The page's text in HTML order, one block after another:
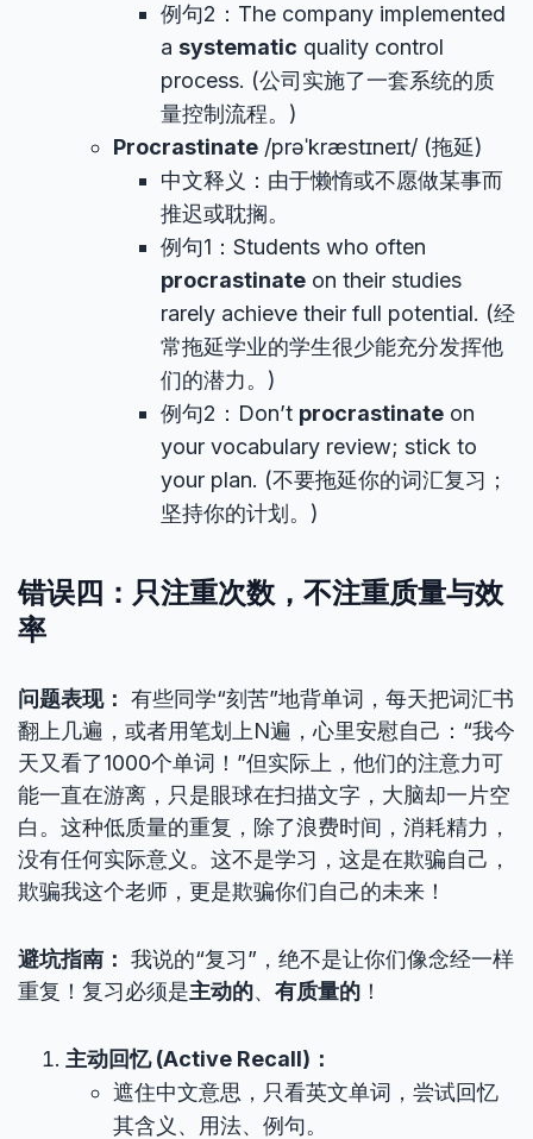
例句2：The company implemented
a systematic quality control
process. (公司实施了一套系统的质
量控制流程。)
Procrastinate /prəˈkræstɪneɪt/ (拖延)
中文释义：由于懒惰或不愿做某事而
推迟或耽搁。
例句1：Students who often
procrastinate on their studies
rarely achieve their full potential. (经
常拖延学业的学生很少能充分发挥他
们的潜力。)
例句2：Don’t procrastinate on
your vocabulary review; stick to
your plan. (不要拖延你的词汇复习；
坚持你的计划。)
错误四：只注重次数，不注重质量与效
率
问题表现： 有些同学“刻苦”地背单词，每天把词汇书
翻上几遍，或者用笔划上N遍，心里安慰自己：“我今
天又看了1000个单词！”但实际上，他们的注意力可
能一直在游离，只是眼球在扫描文字，大脑却一片空
白。这种低质量的重复，除了浪费时间，消耗精力，
没有任何实际意义。这不是学习，这是在欺骗自己，
欺骗我这个老师，更是欺骗你们自己的未来！
避坑指南： 我说的“复习”，绝不是让你们像念经一样
重复！复习必须是主动的、 有质量的 ！
主动回忆 (Active Recall)：
遮住中文意思，只看英文单词，尝试回忆
其含义、用法、例句。